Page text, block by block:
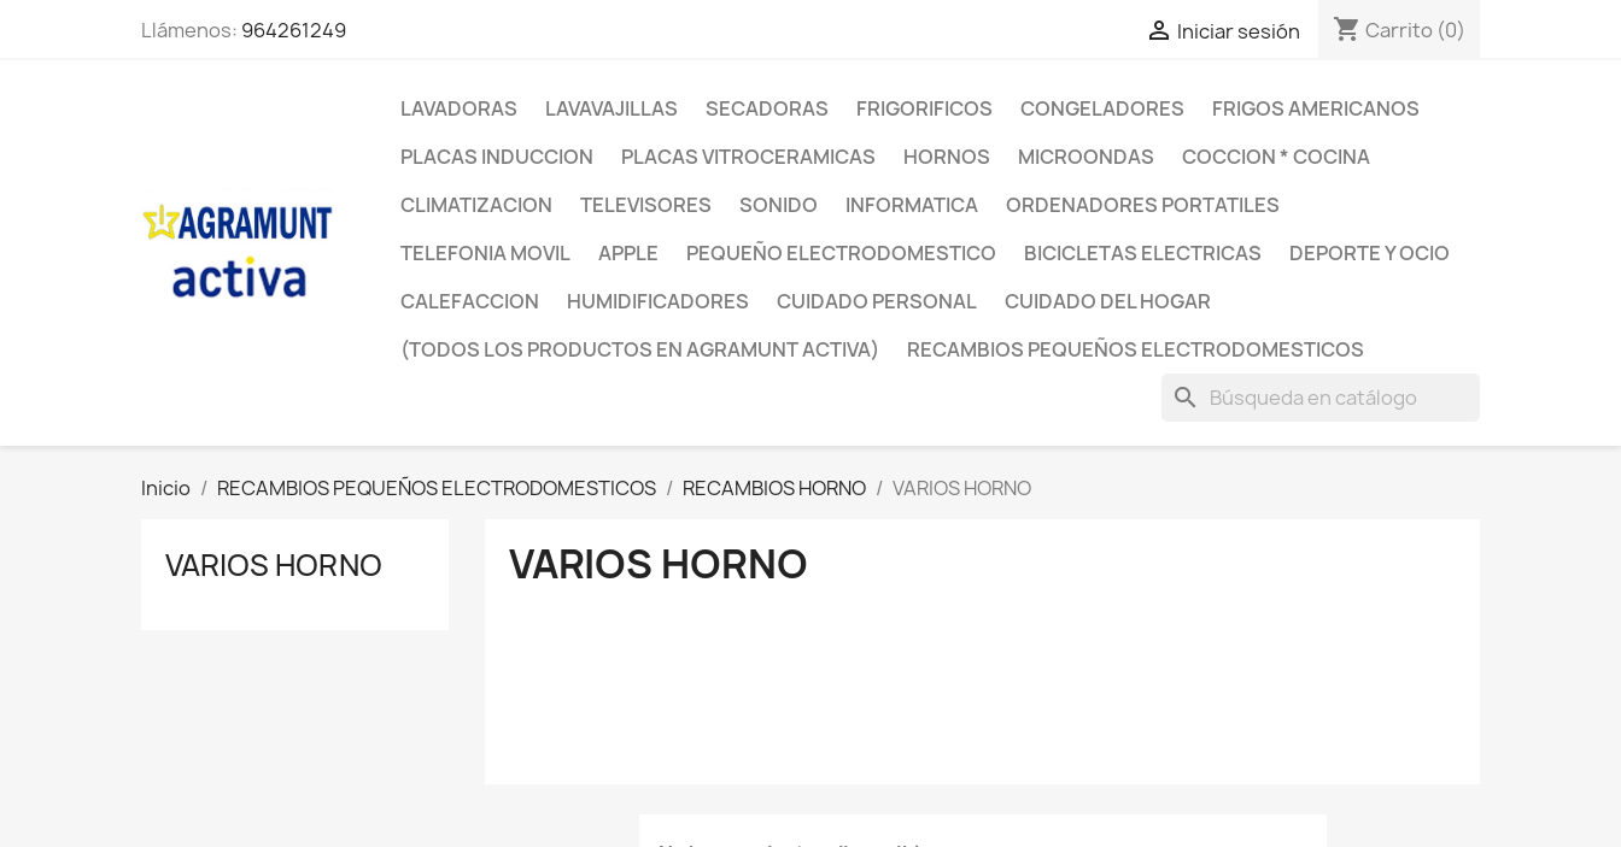
Llámenos: 964261249  Iniciar sesión shopping_cart Carrito (0)
LAVADORAS LAVAVAJILLAS SECADORAS FRIGORIFICOS CONGELADORES
FRIGOS AMERICANOS
PLACAS INDUCCION
PLACAS VITROCERAMICAS HORNOS MICROONDAS
COCCION * COCINA
CLIMATIZACION
TELEVISORES SONIDO INFORMATICA
ORDENADORES PORTATILES
TELEFONIA MOVIL
APPLE PEQUEÑO ELECTRODOMESTICO BICICLETAS ELECTRICAS
DEPORTE Y OCIO
CALEFACCION
HUMIDIFICADORES CUIDADO PERSONAL
CUIDADO DEL HOGAR
(TODOS LOS PRODUCTOS EN AGRAMUNT ACTIVA)
RECAMBIOS PEQUEÑOS ELECTRODOMESTICOS
search
Inicio RECAMBIOS PEQUEÑOS ELECTRODOMESTICOS RECAMBIOS HORNO VARIOS HORNO
VARIOS HORNO VARIOS HORNO